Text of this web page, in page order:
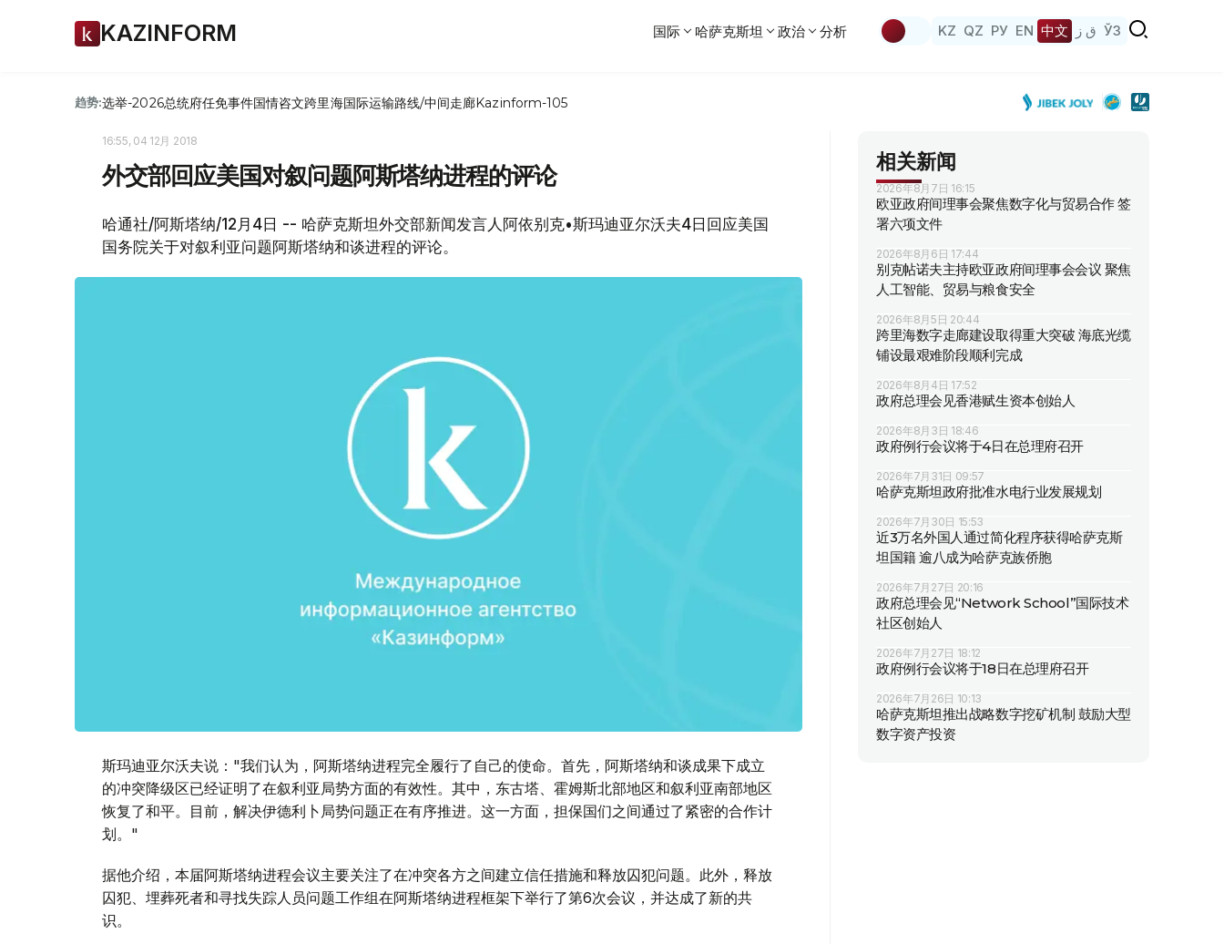
KAZINFORM 国际 哈萨克斯坦 政治 分析 KZ QZ РУ EN 中文 ق ز ЎЗ
趋势:选举-2026总统府任免事件国情咨文跨里海国际运输路线/中间走廊Kazinform-105
16:55, 04 12月 2018
外交部回应美国对叙问题阿斯塔纳进程的评论
哈通社/阿斯塔纳/12月4日 -- 哈萨克斯坦外交部新闻发言人阿依别克•斯玛迪亚尔沃夫4日回应美国
国务院关于对叙利亚问题阿斯塔纳和谈进程的评论。
斯玛迪亚尔沃夫说："我们认为，阿斯塔纳进程完全履行了自己的使命。首先，阿斯塔纳和谈成果下成立
的冲突降级区已经证明了在叙利亚局势方面的有效性。其中，东古塔、霍姆斯北部地区和叙利亚南部地区
恢复了和平。目前，解决伊德利卜局势问题正在有序推进。这一方面，担保国们之间通过了紧密的合作计
划。"
据他介绍，本届阿斯塔纳进程会议主要关注了在冲突各方之间建立信任措施和释放囚犯问题。此外，释放
囚犯、埋葬死者和寻找失踪人员问题工作组在阿斯塔纳进程框架下举行了第6次会议，并达成了新的共
识。
相关新闻
2026年8月7日 16:15
欧亚政府间理事会聚焦数字化与贸易合作 签
署六项文件
2026年8月6日 17:44
别克帖诺夫主持欧亚政府间理事会会议 聚焦
人工智能、贸易与粮食安全
2026年8月5日 20:44
跨里海数字走廊建设取得重大突破 海底光缆
铺设最艰难阶段顺利完成
2026年8月4日 17:52
政府总理会见香港赋生资本创始人
2026年8月3日 18:46
政府例行会议将于4日在总理府召开
2026年7月31日 09:57
哈萨克斯坦政府批准水电行业发展规划
2026年7月30日 15:53
近3万名外国人通过简化程序获得哈萨克斯
坦国籍 逾八成为哈萨克族侨胞
2026年7月27日 20:16
政府总理会见“Network School”国际技术
社区创始人
2026年7月27日 18:12
政府例行会议将于18日在总理府召开
2026年7月26日 10:13
哈萨克斯坦推出战略数字挖矿机制 鼓励大型
数字资产投资